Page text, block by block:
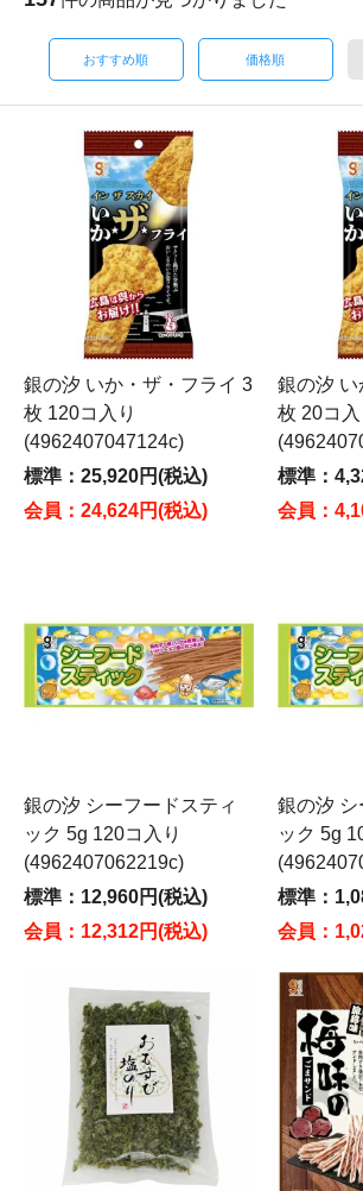
おすすめ順 価格順
銀の汐 いか・ザ・フライ 3
枚 120コ入り
(4962407047124c)
標準：25,920円(税込)
会員：24,624円(税込)
銀の汐
枚 20コ入
標準：
会員：
銀の汐 シーフードスティ
ック 5g 120コ入り
(4962407062219c)
標準：12,960円(税込)
会員：12,312円(税込)
銀の汐 シ
ック 5g
標準：
会員：